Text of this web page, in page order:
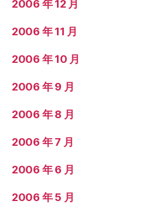
2006 年 12 月
2006 年 11 月
2006 年 10 月
2006 年 9 月
2006 年 8 月
2006 年 7 月
2006 年 6 月
2006 年 5 月